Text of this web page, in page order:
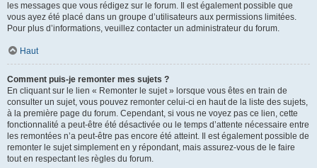
les messages que vous rédigez sur le forum. Il est également possible que
vous ayez été placé dans un groupe d’utilisateurs aux permissions limitées.
Pour plus d’informations, veuillez contacter un administrateur du forum.
Haut
Comment puis-je remonter mes sujets ?
En cliquant sur le lien « Remonter le sujet » lorsque vous êtes en train de
consulter un sujet, vous pouvez remonter celui-ci en haut de la liste des sujets,
à la première page du forum. Cependant, si vous ne voyez pas ce lien, cette
fonctionnalité a peut-être été désactivée ou le temps d’attente nécessaire entre
les remontées n’a peut-être pas encore été atteint. Il est également possible de
remonter le sujet simplement en y répondant, mais assurez-vous de le faire
tout en respectant les règles du forum.